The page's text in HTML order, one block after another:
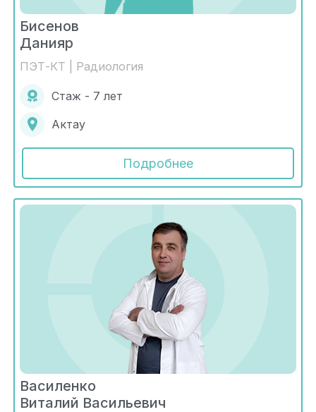
Бисенов
Данияр
ПЭТ-КТ | Радиология
Стаж - 7 лет
Актау
Подробнее
Василенко
Виталий Васильевич